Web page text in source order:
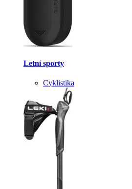
Letní sporty
Cyklistika